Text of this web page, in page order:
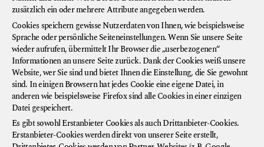
zusätzlich ein oder mehrere Attribute angegeben werden.
Cookies speichern gewisse Nutzerdaten von Ihnen, wie beispielsweise
Sprache oder persönliche Seiteneinstellungen. Wenn Sie unsere Seite
wieder aufrufen, übermittelt Ihr Browser die „userbezogenen“
Informationen an unsere Seite zurück. Dank der Cookies weiß unsere
Website, wer Sie sind und bietet Ihnen die Einstellung, die Sie gewohnt
sind. In einigen Browsern hat jedes Cookie eine eigene Datei, in
anderen wie beispielsweise Firefox sind alle Cookies in einer einzigen
Datei gespeichert.
Es gibt sowohl Erstanbieter Cookies als auch Drittanbieter-Cookies.
Erstanbieter-Cookies werden direkt von unserer Seite erstellt,